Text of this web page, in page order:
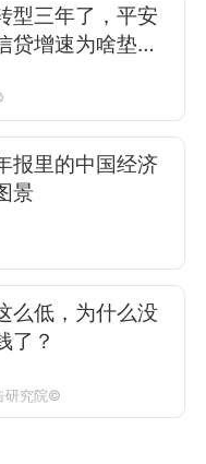
型三年了，平安
贷增速为啥垫底
报里的中国经济
景
么低，为什么没
了？
研究院©